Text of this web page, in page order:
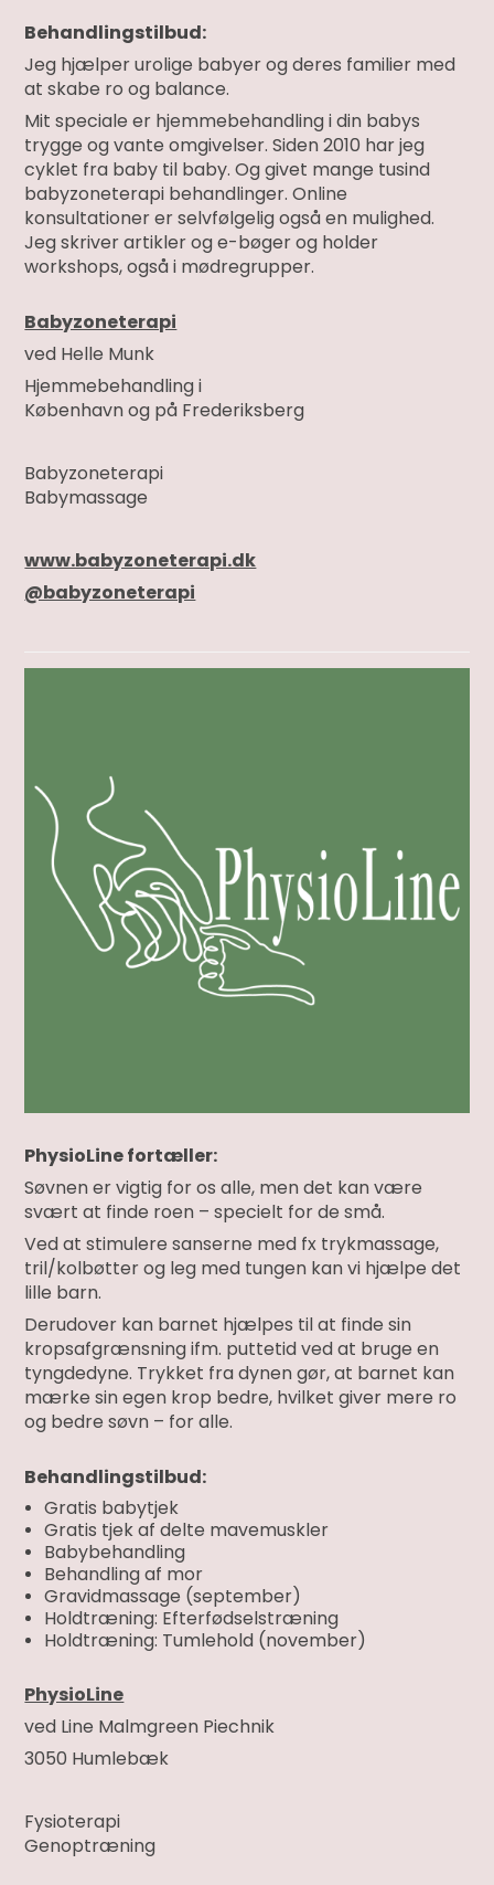
Behandlingstilbud:
Jeg hjælper urolige babyer og deres familier med
at skabe ro og balance.
Mit speciale er hjemmebehandling i din babys
trygge og vante omgivelser. Siden 2010 har jeg
cyklet fra baby til baby. Og givet mange tusind
babyzoneterapi behandlinger. Online
konsultationer er selvfølgelig også en mulighed.
Jeg skriver artikler og e-bøger og holder
workshops, også i mødregrupper.
Babyzoneterapi
ved Helle Munk
Hjemmebehandling i
København og på Frederiksberg
Babyzoneterapi
Babymassage
www.babyzoneterapi.dk
@babyzoneterapi
PhysioLine fortæller:
Søvnen er vigtig for os alle, men det kan være
svært at finde roen – specielt for de små.
Ved at stimulere sanserne med fx trykmassage,
tril/kolbøtter og leg med tungen kan vi hjælpe det
lille barn.
Derudover kan barnet hjælpes til at finde sin
kropsafgrænsning ifm. puttetid ved at bruge en
tyngdedyne. Trykket fra dynen gør, at barnet kan
mærke sin egen krop bedre, hvilket giver mere ro
og bedre søvn – for alle.
Behandlingstilbud:
Gratis babytjek
Gratis tjek af delte mavemuskler
Babybehandling
Behandling af mor
Gravidmassage (september)
Holdtræning: Efterfødselstræning
Holdtræning: Tumlehold (november)
PhysioLine
ved Line Malmgreen Piechnik
3050 Humlebæk
Fysioterapi
Genoptræning